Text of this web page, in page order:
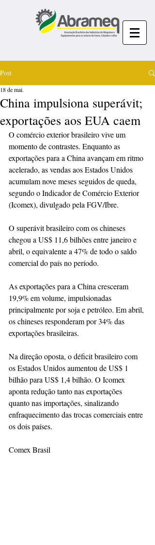
Post
China impulsiona superávit;
exportações aos EUA caem
18 de mai.
O comércio exterior brasileiro vive um
momento de contrastes. Enquanto as
exportações para a China avançam em ritmo
acelerado, as vendas aos Estados Unidos
acumulam nove meses seguidos de queda,
segundo o Indicador de Comércio Exterior
(Icomex), divulgado pela FGV/Ibre.
O superávit brasileiro com os chineses
chegou a US$ 11,6 bilhões entre janeiro e
abril, o equivalente a 47% de todo o saldo
comercial do país no período.
As exportações para a China cresceram
19,9% em volume, impulsionadas
principalmente por soja e petróleo. Em abril,
os chineses responderam por 34% das
exportações brasileiras.
Na direção oposta, o déficit brasileiro com
os Estados Unidos aumentou de US$ 1
bilhão para US$ 1,4 bilhão. O Icomex
aponta redução tanto nas exportações
quanto nas importações, sinalizando
enfraquecimento das trocas comerciais entre
os dois países.
Comex Brasil